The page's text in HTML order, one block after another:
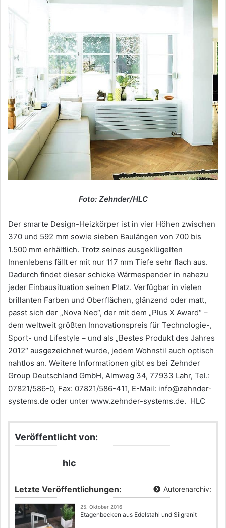
Foto: Zehnder/HLC
Der smarte Design-Heizkörper ist in vier Höhen zwischen
370 und 592 mm sowie sieben Baulängen von 700 bis
1.500 mm erhältlich. Trotz seines ausgeklügelten
Innenlebens fällt er mit nur 117 mm Tiefe sehr flach aus.
Dadurch findet dieser schicke Wärmespender in nahezu
jeder Einbausituation seinen Platz. Verfügbar in vielen
brillanten Farben und Oberflächen, glänzend oder matt,
passt sich der „Nova Neo“, der mit dem „Plus X Award“ –
dem weltweit größten Innovationspreis für Technologie-,
Sport- und Lifestyle – und als „Bestes Produkt des Jahres
2012“ ausgezeichnet wurde, jedem Wohnstil auch optisch
nahtlos an. Weitere Informationen gibt es bei Zehnder
Group Deutschland GmbH, Almweg 34, 77933 Lahr, Tel.:
07821/586-0, Fax: 07821/586-411, E-Mail: info@zehnder-
systems.de oder unter www.zehnder-systems.de. HLC
Veröffentlicht von:
hlc
Letzte Veröffentlichungen: Autorenarchiv:
25. Oktober 2016
Etagenbecken aus Edelstahl und Silgranit